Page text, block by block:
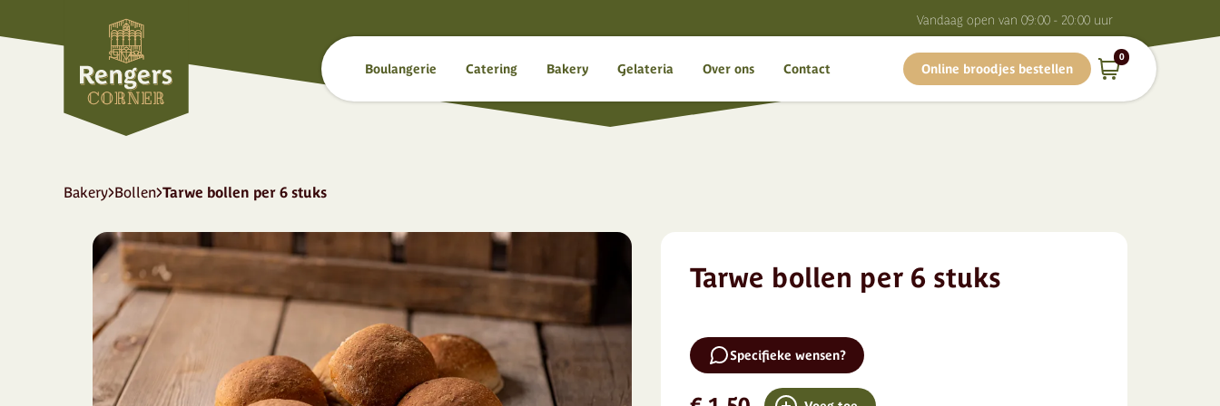
Vandaag open van 09:00 - 20:00 uur
Boulangerie Catering Bakery Gelateria Over ons Contact Online broodjes bestellen
0
Bakery Bollen Tarwe bollen per 6 stuks
Tarwe bollen per 6 stuks
Specifieke wensen?